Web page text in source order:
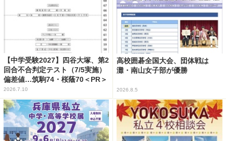
【中学受験2027】四谷大塚、第2
回合不合判定テスト（7/5実施）
偏差値…筑駒74・桜蔭70＜PR＞
2026.7.10
高校囲碁全国大会、団体戦は
灘・南山女子部が優勝
2026.8.5